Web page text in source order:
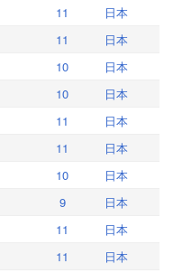
11
日本
11
日本
10
日本
10
日本
11
日本
11
日本
10
日本
9
日本
11
日本
11
日本